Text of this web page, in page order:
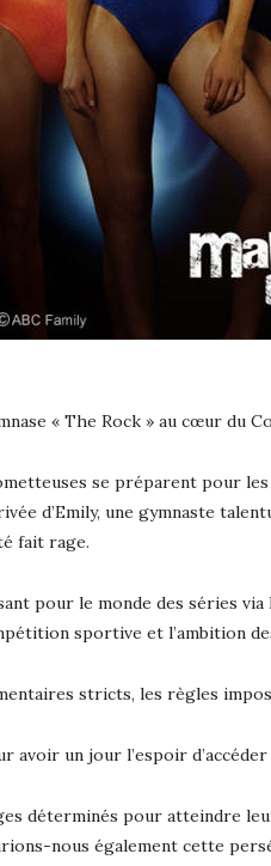
« The Rock » au cœur du
se préparent pour
d’Emily, une gymnaste
fait rage.
pour le monde des séries
sportive et l’ambition
stricts, les règles
un jour l’espoir
déterminés pour atteindre
nous également cette